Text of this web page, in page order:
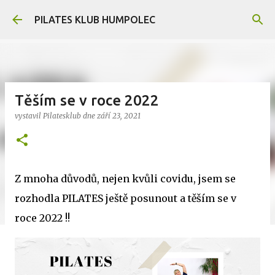
Přeskočit na hlavní obsah
PILATES KLUB HUMPOLEC
Těším se v roce 2022
vystavil Pilatesklub dne září 23, 2021
Z mnoha důvodů, nejen kvůli covidu, jsem se
rozhodla PILATES ještě posunout a těším se v
roce 2022 !!